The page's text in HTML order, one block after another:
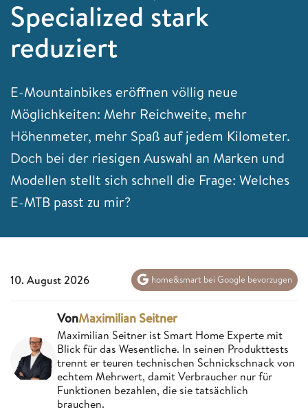
Specialized stark
reduziert
E-Mountainbikes eröffnen völlig neue
Möglichkeiten: Mehr Reichweite, mehr
Höhenmeter, mehr Spaß auf jedem Kilometer.
Doch bei der riesigen Auswahl an Marken und
Modellen stellt sich schnell die Frage: Welches
E-MTB passt zu mir?
10. August 2026 home&smart bei Google bevorzugen
VonMaximilian Seitner
Maximilian Seitner ist Smart Home Experte mit
Blick für das Wesentliche. In seinen Produkttests
trennt er teuren technischen Schnickschnack von
echtem Mehrwert, damit Verbraucher nur für
Funktionen bezahlen, die sie tatsächlich
brauchen.